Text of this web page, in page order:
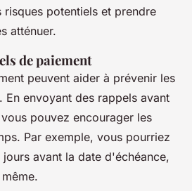
potentiels et prendre
atténuer.
de paiement
peuvent aider à prévenir les
En envoyant des rappels avant
pouvez encourager les
Par exemple, vous pourriez
avant la date d'échéance,